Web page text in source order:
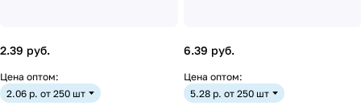
2.39 руб.
Цена оптом:
2.06 р. от 250 шт
6.39 руб.
Цена оптом:
5.28 р. от 250 шт